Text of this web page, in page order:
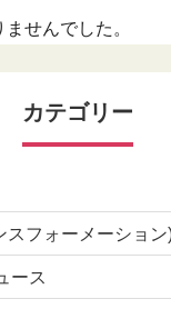
せんでした。
カテゴリー
スフォーメーション
ース